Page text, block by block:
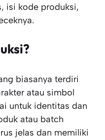
isi kode produksi,
biasanya terdiri
atau simbol
untuk identitas dan
atau batch
jelas dan memiliki